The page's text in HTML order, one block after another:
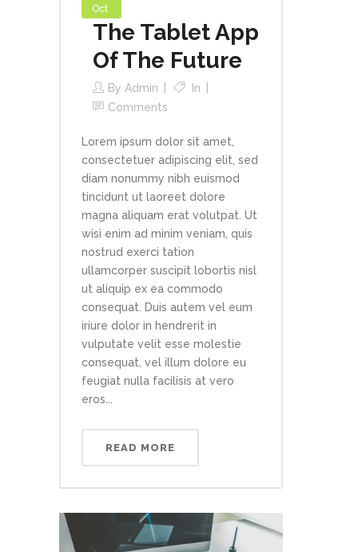
Oct
The Tablet App
Of The Future
By Admin
In
Comments
Lorem ipsum dolor sit amet,
consectetuer adipiscing elit, sed
diam nonummy nibh euismod
tincidunt ut laoreet dolore
magna aliquam erat volutpat. Ut
wisi enim ad minim veniam, quis
nostrud exerci tation
ullamcorper suscipit lobortis nisl
ut aliquip ex ea commodo
consequat. Duis autem vel eum
iriure dolor in hendrerit in
vulputate velit esse molestie
consequat, vel illum dolore eu
feugiat nulla facilisis at vero
eros...
READ MORE